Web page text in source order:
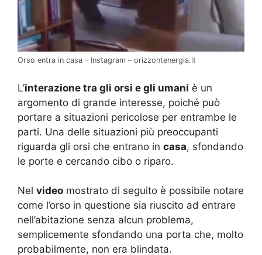
Orso entra in casa – Instagram – orizzontenergia.it
L’interazione tra gli orsi e gli umani è un
argomento di grande interesse, poiché può
portare a situazioni pericolose per entrambe le
parti. Una delle situazioni più preoccupanti
riguarda gli orsi che entrano in casa, sfondando
le porte e cercando cibo o riparo.
Nel video mostrato di seguito è possibile notare
come l’orso in questione sia riuscito ad entrare
nell’abitazione senza alcun problema,
semplicemente sfondando una porta che, molto
probabilmente, non era blindata.